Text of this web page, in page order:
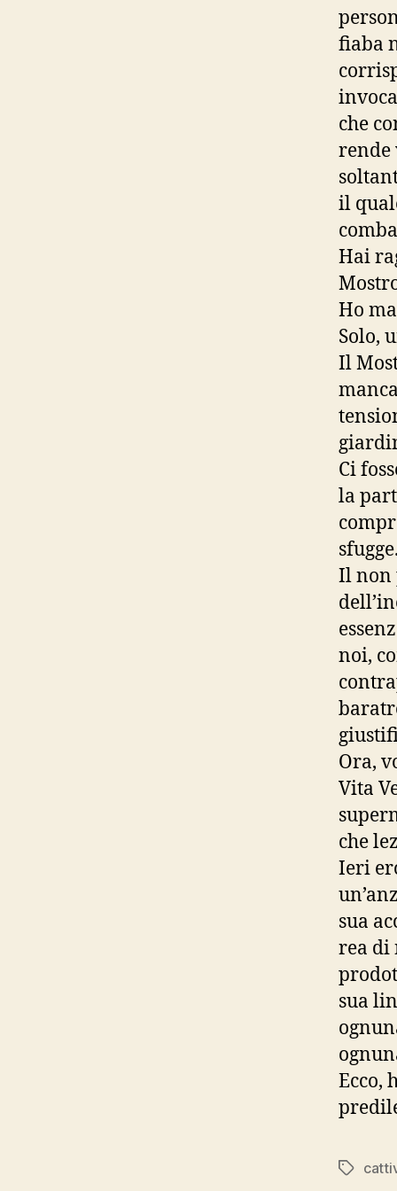
fiaba
che
rende
il
Hai
Ho
Solo,
Il
Ci
la
Il non
noi,
Ora,
Vita
che
Ieri
sua
rea di
sua
Ecco,
Tag